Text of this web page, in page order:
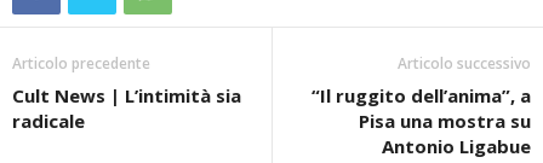
Articolo precedente
Cult News | L’intimità sia
radicale
Articolo successivo
“Il ruggito dell’anima”, a
Pisa una mostra su
Antonio Ligabue